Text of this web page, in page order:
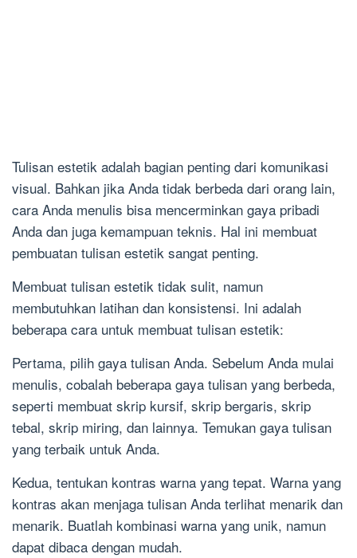
Tulisan estetik adalah bagian penting dari komunikasi
visual. Bahkan jika Anda tidak berbeda dari orang lain,
cara Anda menulis bisa mencerminkan gaya pribadi
Anda dan juga kemampuan teknis. Hal ini membuat
pembuatan tulisan estetik sangat penting.
Membuat tulisan estetik tidak sulit, namun
membutuhkan latihan dan konsistensi. Ini adalah
beberapa cara untuk membuat tulisan estetik:
Pertama, pilih gaya tulisan Anda. Sebelum Anda mulai
menulis, cobalah beberapa gaya tulisan yang berbeda,
seperti membuat skrip kursif, skrip bergaris, skrip
tebal, skrip miring, dan lainnya. Temukan gaya tulisan
yang terbaik untuk Anda.
Kedua, tentukan kontras warna yang tepat. Warna yang
kontras akan menjaga tulisan Anda terlihat menarik dan
menarik. Buatlah kombinasi warna yang unik, namun
dapat dibaca dengan mudah.